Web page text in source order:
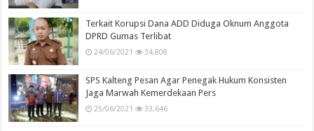
Terkait Korupsi Dana ADD Diduga Oknum Anggota
DPRD Gumas Terlibat
24/06/2021 34,808
SPS Kalteng Pesan Agar Penegak Hukum Konsisten
Jaga Marwah Kemerdekaan Pers
25/06/2021 33,646